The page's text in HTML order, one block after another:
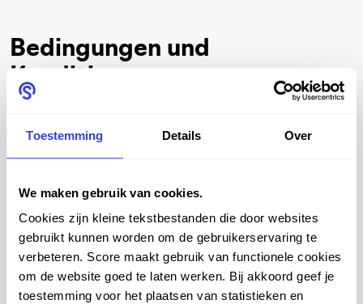
Toestemming Details Over
We maken gebruik van cookies.
Cookies zijn kleine tekstbestanden die door websites
gebruikt kunnen worden om de gebruikerservaring te
verbeteren. Score maakt gebruik van functionele cookies
om de website goed te laten werken. Bij akkoord geef je
toestemming voor het plaatsen van statistieken en
Bedingungen und
Konditionen
Bedingungen und Konditionen
Metaalunie Bedingungen
Qualitätspolitik
Datenschutzerklärung Score BV
Cookies